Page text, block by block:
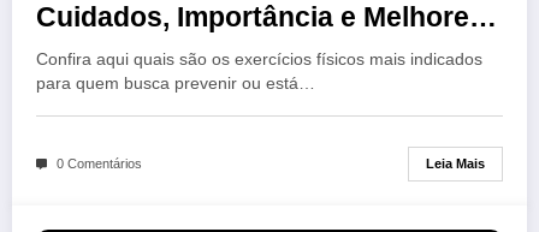
Cuidados, Importância e Melhores
Indicações
Confira aqui quais são os exercícios físicos mais indicados
para quem busca prevenir ou está…
0 Comentários Leia Mais